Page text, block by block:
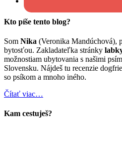
Kto píše tento blog?
Som Nika (Veronika Mandúchová),
bytosťou. Zakladateľka stránky
možnostiam ubytovania s našimi
Slovensku. Nájdeš tu recenzie
so psíkom a mnoho iného.
Čítať viac…
Kam cestuješ?